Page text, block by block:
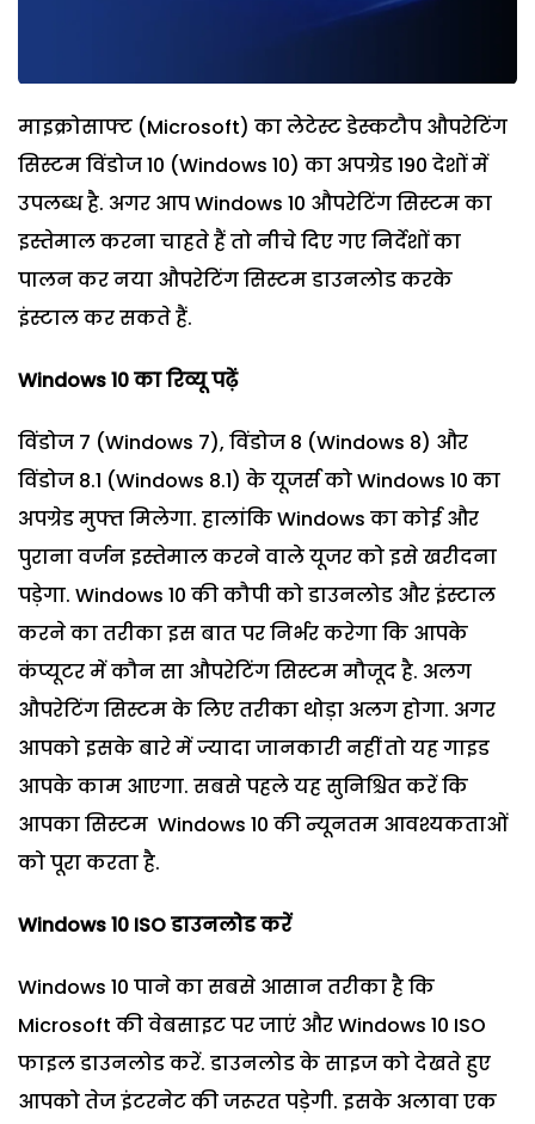
माइक्रोसाफ्ट (Microsoft) का लेटेस्ट डेस्कटौप औपरेटिंग
सिस्टम विंडोज 10 (Windows 10) का अपग्रेड 190 देशों में
उपलब्ध है. अगर आप Windows 10 औपरेटिंग सिस्टम का
इस्तेमाल करना चाहते हैं तो नीचे दिए गए निर्देशों का
पालन कर नया औपरेटिंग सिस्टम डाउनलोड करके
इंस्टाल कर सकते हैं.
Windows10 का रिव्यू पढ़ें
विंडोज 7 (Windows 7), विंडोज 8 (Windows 8) और
विंडोज 8.1 (Windows 8.1) के यूजर्स को Windows 10 का
अपग्रेड मुफ्त मिलेगा. हालांकि Windows का कोई और
पुराना वर्जन इस्तेमाल करने वाले यूजर को इसे खरीदना
पड़ेगा. Windows 10 की कौपी को डाउनलोड और इंस्टाल
करने का तरीका इस बात पर निर्भर करेगा कि आपके
कंप्यूटर में कौन सा औपरेटिंग सिस्टम मौजूद है. अलग
औपरेटिंग सिस्टम के लिए तरीका थोड़ा अलग होगा. अगर
आपको इसके बारे में ज्यादा जानकारी नहीं तो यह गाइड
आपके काम आएगा. सबसे पहले यह सुनिश्चित करें कि
आपका सिस्टम Windows 10 की न्यूनतम आवश्यकताओं
को पूरा करता है.
Windows10 ISOडाउनलोड करें
Windows 10 पाने का सबसे आसान तरीका है कि
Microsoft की वेबसाइट पर जाएं और Windows 10 ISO
फाइल डाउनलोड करें. डाउनलोड के साइज को देखते हुए
आपको तेज इंटरनेट की जरूरत पड़ेगी. इसके अलावा एक